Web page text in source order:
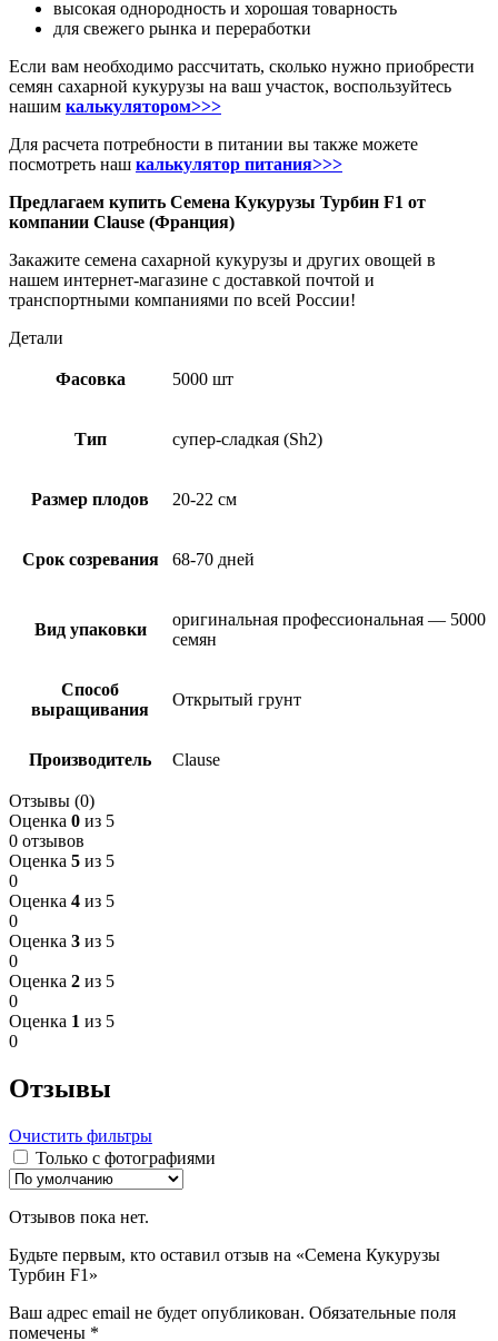
высокая однородность и хорошая товарность
для свежего рынка и переработки
Если вам необходимо рассчитать, сколько нужно приобрести
семян сахарной кукурузы на ваш участок, воспользуйтесь
нашим калькулятором>>>
Для расчета потребности в питании вы также можете
посмотреть наш калькулятор питания>>>
Предлагаем купить Семена Кукурузы Турбин F1 от
компании Clause (Франция)
Закажите семена сахарной кукурузы и других овощей в
нашем интернет-магазине с доставкой почтой и
транспортными компаниями по всей России!
Детали
Фасовка 5000 шт
Тип супер-сладкая (Sh2)
Размер плодов 20-22 см
Срок созревания 68-70 дней
Вид упаковки
оригинальная профессиональная — 5000
семян
Способ
выращивания
Открытый грунт
Производитель Clause
Отзывы (0)
Оценка 0 из 5
0 отзывов
Оценка 5 из 5
0
Оценка 4 из 5
0
Оценка 3 из 5
0
Оценка 2 из 5
0
Оценка 1 из 5
0
Отзывы
Очистить фильтры
Только с фотографиями
Отзывов пока нет.
Будьте первым, кто оставил отзыв на «Семена Кукурузы
Турбин F1»
Ваш адрес email не будет опубликован. Обязательные поля
помечены *